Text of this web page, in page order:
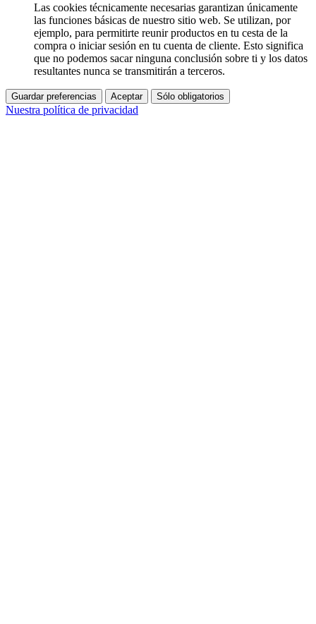
Las cookies técnicamente necesarias garantizan únicamente
las funciones básicas de nuestro sitio web. Se utilizan, por
ejemplo, para permitirte reunir productos en tu cesta de la
compra o iniciar sesión en tu cuenta de cliente. Esto significa
que no podemos sacar ninguna conclusión sobre ti y los datos
resultantes nunca se transmitirán a terceros.
Guardar preferencias Aceptar Sólo obligatorios
Nuestra política de privacidad